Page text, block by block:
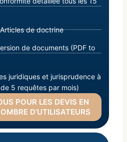
de doctrine
de documents (PDF to
juridiques et jurisprudence à
5 requêtes par mois)
POUR LES DEVIS EN
D’UTILISATEURS